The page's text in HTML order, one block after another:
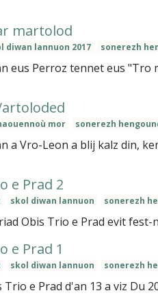
martolod
diwan lannuon 2017 sonerezh
eus Perroz tennet eus "Tro
mor sonerezh
a Vro-Leon a blij kalz din,
e Prad 2
skol diwan lannuon sonerezh
Obis Trio e Prad evit fest-
e Prad 1
skol diwan lannuon sonerezh
Trio e Prad d'an 13 a viz Du